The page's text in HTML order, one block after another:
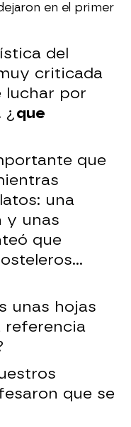
en el primer
del
criticada
luchar por
¿que
que
una
y unas
que
unas hojas
referencia
que se